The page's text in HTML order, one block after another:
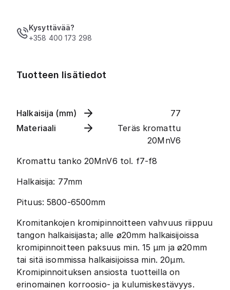
Kysyttävää?
+358 400 173 298
Tuotteen lisätiedot
Halkaisija (mm)
77
Materiaali
Teräs kromattu
20MnV6
Kromattu tanko 20MnV6 tol. f7-f8
Halkaisija: 77mm
Pituus: 5800-6500mm
Kromitankojen kromipinnoitteen vahvuus riippuu
tangon halkaisijasta; alle ø20mm halkaisijoissa
kromipinnoitteen paksuus min. 15 µm ja ø20mm
tai sitä isommissa halkaisijoissa min. 20µm.
Kromipinnoituksen ansiosta tuotteilla on
erinomainen korroosio- ja kulumiskestävyys.